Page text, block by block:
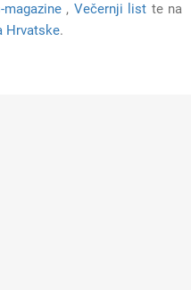
magazine, Večernji list te na
Hrvatske.